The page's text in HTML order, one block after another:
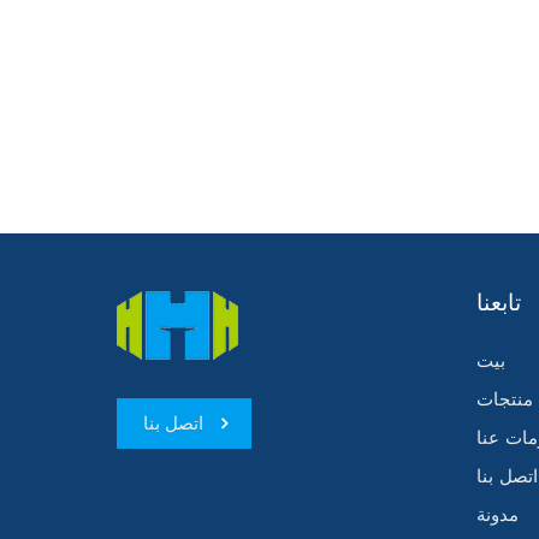
اتصل بنا
تابعنا
بيت
منتجات
عنا
اتصل بنا
مدونة